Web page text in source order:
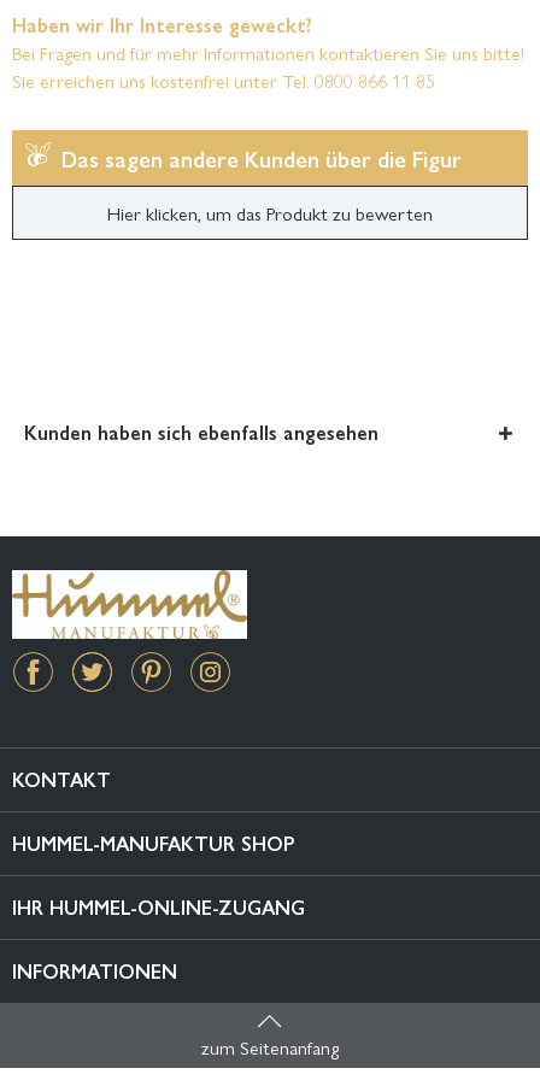
Haben wir Ihr Interesse geweckt?
Bei Fragen und für mehr Informationen kontaktieren Sie uns bitte!
Sie erreichen uns kostenfrei unter Tel. 0800 866 11 85
Das sagen andere Kunden über die Figur
Hier klicken, um das Produkt zu bewerten
Kunden haben sich ebenfalls angesehen
KONTAKT
HUMMEL-MANUFAKTUR SHOP
IHR HUMMEL-ONLINE-ZUGANG
INFORMATIONEN
zum Seitenanfang